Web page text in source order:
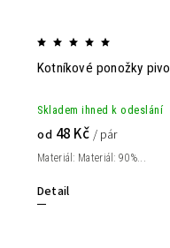
Kotníkové ponožky pivo
Skladem ihned k odeslání
od 48 Kč / pár
Detail
Materiál: Materiál: 90%...